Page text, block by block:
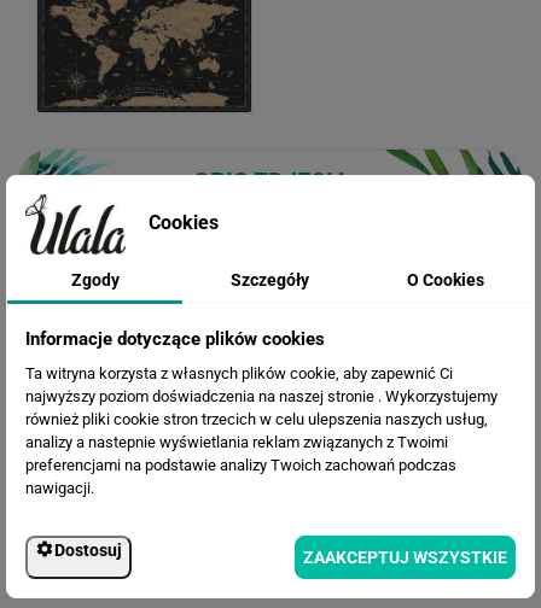
OPIS ZDJĘCIA
WIZUALIZACJE PRODUKTU
Loading...
INSPIRACJE
Cookies
Zgody Szczegóły O Cookies
Informacje dotyczące plików cookies
Ta witryna korzysta z własnych plików cookie, aby zapewnić Ci
najwyższy poziom doświadczenia na naszej stronie . Wykorzystujemy
również pliki cookie stron trzecich w celu ulepszenia naszych usług,
analizy a nastepnie wyświetlania reklam związanych z Twoimi
preferencjami na podstawie analizy Twoich zachowań podczas
nawigacji.
Dostosuj ZAAKCEPTUJ WSZYSTKIE